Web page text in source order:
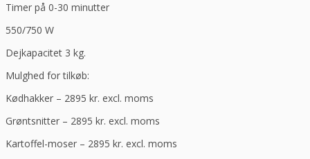
Timer på 0-30 minutter
550/750 W
Dejkapacitet 3 kg.
Mulghed for tilkøb:
Kødhakker – 2895 kr. excl. moms
Grøntsnitter – 2895 kr. excl. moms
Kartoffel-moser – 2895 kr. excl. moms